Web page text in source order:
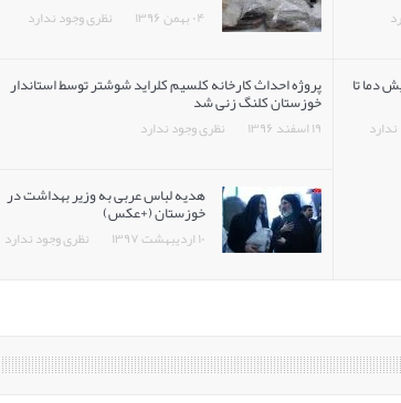
۰۴ بهمن ۱۳۹۶ نظری وجود ندارد
پروژه احداث کارخانه کلسیم کلراید شوشتر توسط استاندار
خوزستان کلنگ زنی شد
۱۹ اسفند ۱۳۹۶ نظری وجود ندارد
دما تا
هدیه لباس عربی به وزیر بهداشت در
خوزستان (+عکس)
۱۰ اردیبهشت ۱۳۹۷ نظری وجود ندارد